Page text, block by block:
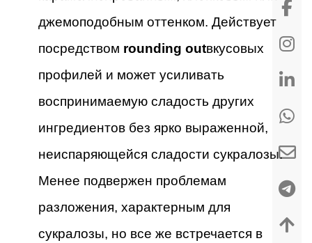
джемоподобным оттенком. Действует
посредством rounding outвкусовых
профилей и может усиливать
воспринимаемую сладость других
ингредиентов без ярко выраженной,
неиспаряющейся сладости сукралозы.
Менее подвержен проблемам
разложения, характерным для
сукралозы, но все же встречается в